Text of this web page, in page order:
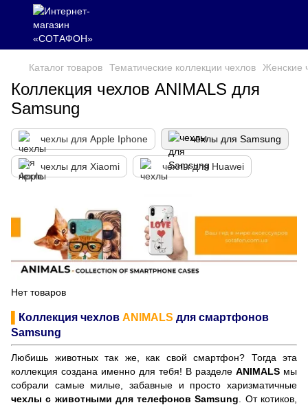
Каталог товаров Тематические коллекции чехлов Женские
Коллекция чехлов ANIMALS для
Samsung
чехлы для Apple Iphone чехлы для Samsung
чехлы для Xiaomi чехлы для Huawei
Нет товаров
Коллекция чехлов ANIMALS для смартфонов
Samsung
Любишь животных так же, как свой смартфон? Тогда эта
коллекция создана именно для тебя! В разделе ANIMALS мы
собрали самые милые, забавные и просто харизматичные
чехлы с животными для телефонов Samsung . От котиков,